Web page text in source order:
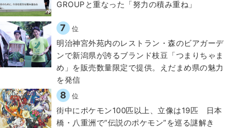
GROUPと重なった「努力の積み重ね」
7 位
明治神宮外苑内のレストラン・森のビアガーデ
ンで新潟県が誇るブランド枝豆「つまりちゃま
め」を販売数量限定で提供。えだまめ県の魅力
を発信
8 位
街中にポケモン100匹以上、立像は19匹 日本
橋・八重洲で“伝説のポケモン”を巡る謎解き